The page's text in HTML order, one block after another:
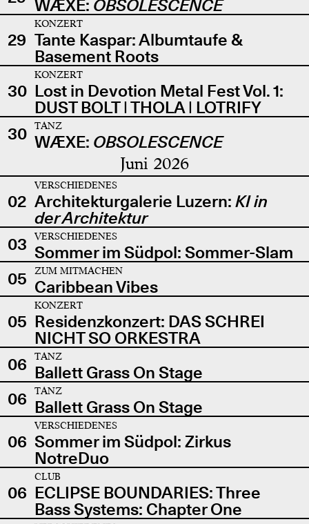
WÆXE: OBSOLESCENCE
29
KONZERT
Tante Kaspar: Albumtaufe &
Basement Roots
30
KONZERT
Lost in Devotion Metal Fest Vol. 1:
DUST BOLT | THOLA | LOTRIFY
30
TANZ
WÆXE: OBSOLESCENCE
Juni 2026
02
VERSCHIEDENES
Architekturgalerie Luzern: KI in
der Architektur
03
VERSCHIEDENES
Sommer im Südpol: Sommer-Slam
05
ZUM MITMACHEN
Caribbean Vibes
05
KONZERT
Residenzkonzert: DAS SCHREI
NICHT SO ORKESTRA
06
TANZ
Ballett Grass On Stage
06
TANZ
Ballett Grass On Stage
06
VERSCHIEDENES
Sommer im Südpol: Zirkus
NotreDuo
06
CLUB
ECLIPSE BOUNDARIES: Three
Bass Systems: Chapter One